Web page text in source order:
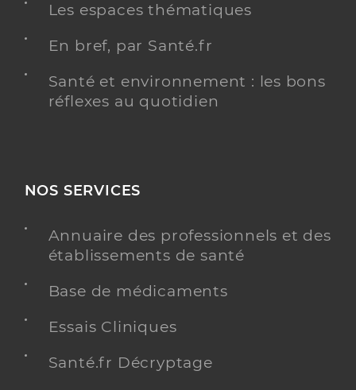
Les espaces thématiques
En bref, par Santé.fr
Santé et environnement : les bons
réflexes au quotidien
NOS SERVICES
Annuaire des professionnels et des
établissements de santé
Base de médicaments
Essais Cliniques
Santé.fr Décryptage